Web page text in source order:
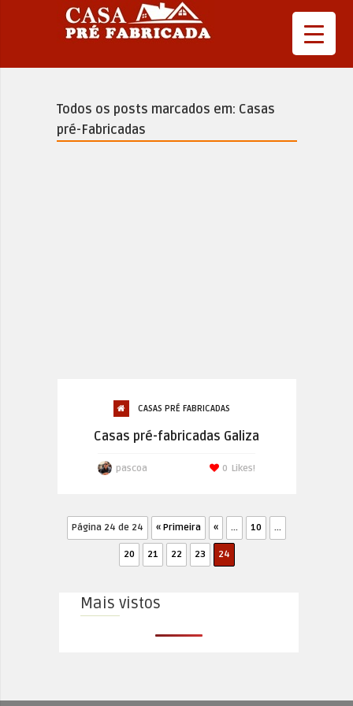
Todos os posts marcados em: Casas
pré-Fabricadas
CASAS PRÉ FABRICADAS
Casas pré-fabricadas Galiza
pascoa Likes!
0
Página 24 de 24 « Primeira « ... 10 ...
20 21 22 23 24
Mais vistos